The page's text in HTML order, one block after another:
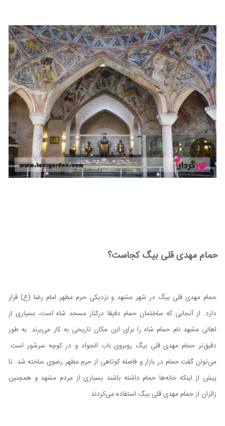
حمام مهدی قلی بیگ کجاست؟
حمام مهدی قلی بیگ در شهر مشهد و نزدیکی حرم مطهر امام رضا (ع) قرار
دارد. از آنجایی که ساختمان حمام دقیقا درکنار مسجد شاه است، بسیاری از
اهالی مشهد نام حمام شاه را برای این مکان تاریخی به کار می‌برند. به طور
دقیق‌تر حمام مهدی قلی بیگ روبروی باب الجواد و در کوچه سرشور است.
می‌توان گفت حمام در بازار و فاصله کوتاهی از حرم مطهر رضوی ساخته شد. تا
پیش از اینکه خانه‌ها حمام داشته باشند بسیاری از مردم مشهد و همچنین
زائران از حمام مهدی قلی بیگ استفاده می‌کردند.